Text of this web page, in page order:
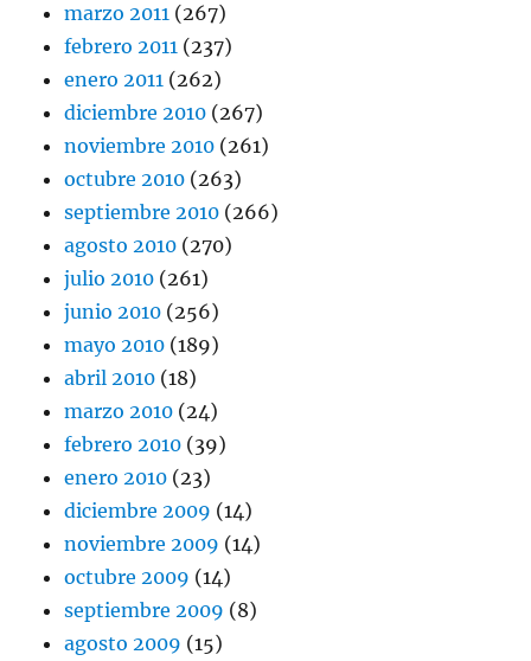
marzo 2011 (267)
febrero 2011 (237)
enero 2011 (262)
diciembre 2010 (267)
noviembre 2010 (261)
octubre 2010 (263)
septiembre 2010 (266)
agosto 2010 (270)
julio 2010 (261)
junio 2010 (256)
mayo 2010 (189)
abril 2010 (18)
marzo 2010 (24)
febrero 2010 (39)
enero 2010 (23)
diciembre 2009 (14)
noviembre 2009 (14)
octubre 2009 (14)
septiembre 2009 (8)
agosto 2009 (15)